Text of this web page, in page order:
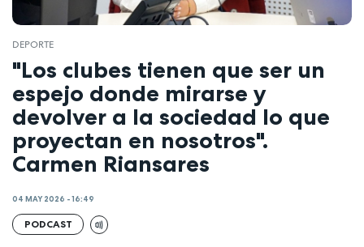
DEPORTE
"Los clubes tienen que ser un
espejo donde mirarse y
devolver a la sociedad lo que
proyectan en nosotros".
Carmen Riansares
04 MAY 2026 - 16:49
PODCAST